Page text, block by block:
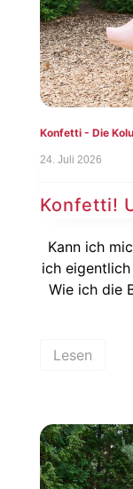
Konfetti - Die
24. Juli 2026
Konfetti!
Kann ich
ich
Wie ich die
Lesen